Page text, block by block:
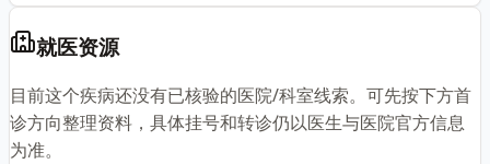
就医资源
目前这个疾病还没有已核验的医院/科室线索。可先按下方首
诊方向整理资料，具体挂号和转诊仍以医生与医院官方信息
为准。